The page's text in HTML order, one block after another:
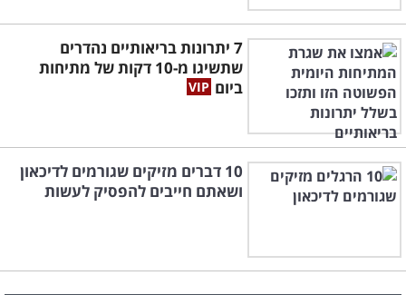
7 יתרונות בריאותיים נהדרים
שתשיגו מ-10 דקות של מתיחות
ביום
10 דברים מזיקים שגורמים לדיכאון
ושאתם חייבים להפסיק לעשות